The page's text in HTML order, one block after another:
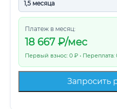
Платеж в месяц:
18 667 ₽/мес
Первый взнос: 0 ₽ • Переплата:
Запросить